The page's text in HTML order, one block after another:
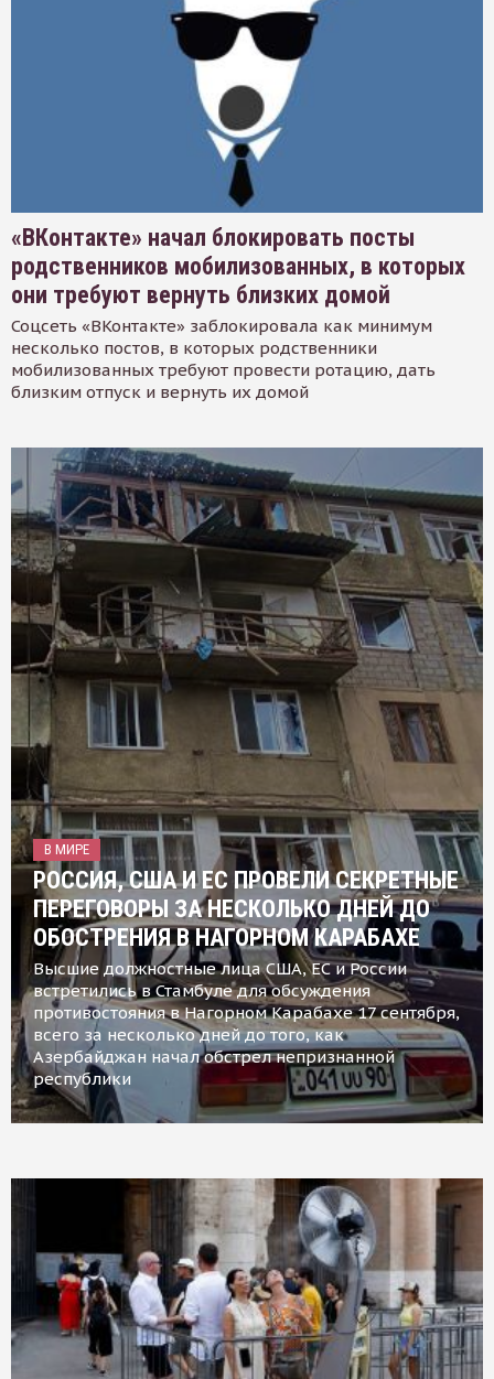
«ВКонтакте» начал блокировать посты
родственников мобилизованных, в которых
они требуют вернуть близких домой
Соцсеть «ВКонтакте» заблокировала как минимум
несколько постов, в которых родственники
мобилизованных требуют провести ротацию, дать
близким отпуск и вернуть их домой
В МИРЕ
РОССИЯ, США И ЕС ПРОВЕЛИ СЕКРЕТНЫЕ
ПЕРЕГОВОРЫ ЗА НЕСКОЛЬКО ДНЕЙ ДО
ОБОСТРЕНИЯ В НАГОРНОМ КАРАБАХЕ
Высшие должностные лица США, ЕС и России
встретились в Стамбуле для обсуждения
противостояния в Нагорном Карабахе 17 сентября,
всего за несколько дней до того, как
Азербайджан начал обстрел непризнанной
республики